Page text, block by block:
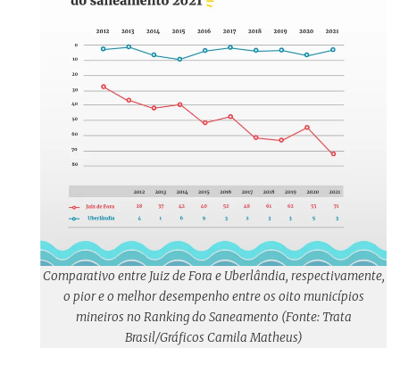
Comparativo entre Juiz de Fora e Uberlândia, respectivamente,
o pior e o melhor desempenho entre os oito municípios
mineiros no Ranking do Saneamento (Fonte: Trata
Brasil/Gráficos Camila Matheus)